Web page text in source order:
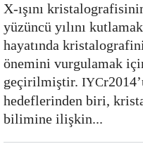
X-ışını
yüzüncü yılını
hayatında
önemini vurgulamak
geçirilmiştir. IYC
hedeflerinden biri,
bilimine ilişkin...